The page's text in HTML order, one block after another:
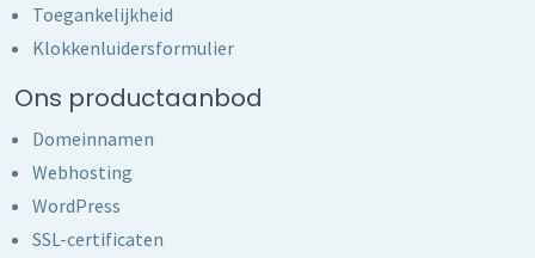
Toegankelijkheid
Klokkenluidersformulier
Ons productaanbod
Domeinnamen
Webhosting
WordPress
SSL-certificaten